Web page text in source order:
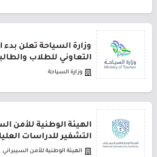
وزارة السياحة تعلن بدء
التعاوني للطلاب
وزارة السياحة
الهيئة الوطنية للأمن
التشفير للدراسات العليا
الهيئة الوطنية للأمن السيبراني